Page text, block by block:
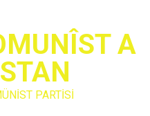
A
PARTİSİ